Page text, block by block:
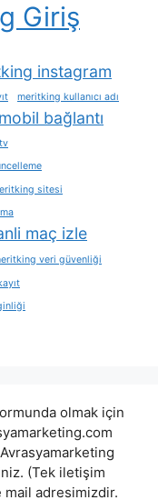
Giriş
instagram
meritking kullanıcı adı
bağlantı
sitesi
maç izle
veri güvenliği
olmak için
(Tek iletişim
adresimizdir.